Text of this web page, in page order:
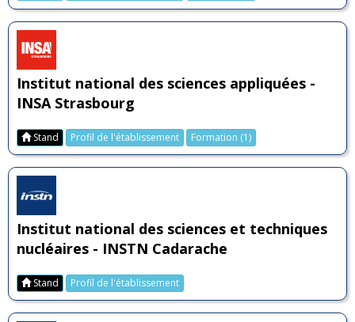
Institut national des sciences appliquées -
INSA Strasbourg
Stand Profil de l'établissement Formation (1)
Institut national des sciences et techniques
nucléaires - INSTN Cadarache
Stand Profil de l'établissement